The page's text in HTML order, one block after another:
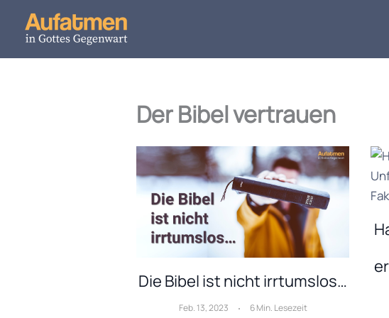
Inhalt
Der Bibel vertrauen
Die Bibel ist nicht irrtumslos…
Feb. 13, 2023 6 Min. Lesezeit